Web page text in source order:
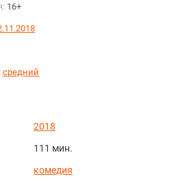
16+
средний
2018
111 мин.
комедия